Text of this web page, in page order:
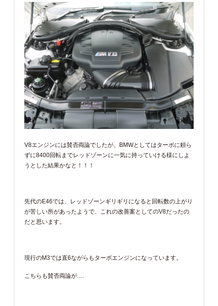
V8エンジンには賛否両論でしたが、BMWとしてはターボに頼ら
ずに8400回転までレッドゾーンに一気に持っていける様にしよ
うとした結果かなと！！！
先代のE46では、レッドゾーンギリギリになると回転数の上がり
が苦しい所があったようで、これの改善案としてのV8だったの
だと思います。
現行のM3では直6ながらもターボエンジンになっています。
こちらも賛否両論が….